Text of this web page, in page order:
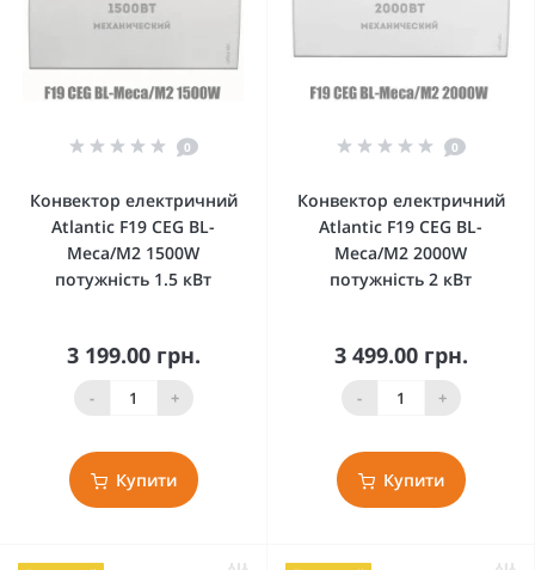
0
Конвектор електричний
Atlantic F19 CEG BL-
Meca/M2 1500W
потужність 1.5 кВт
3 199.00 грн.
- +
Купити
0
Конвектор електричний
Atlantic F19 CEG BL-
Meca/M2 2000W
потужність 2 кВт
3 499.00 грн.
- +
Купити